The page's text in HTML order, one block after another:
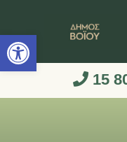
Ανοίξτε τη
15